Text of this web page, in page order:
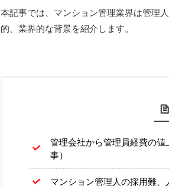
本記事では、マンション管理業界は管理
的、業界的な背景を紹介します。
管理会社から管理員経費の
事）
マンション管理人の採用難